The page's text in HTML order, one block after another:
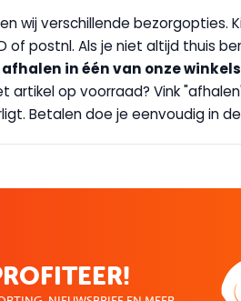
wij verschillende bezorgopties.
postnl. Als je niet altijd thuis
afhalen in één van onze winkels
op voorraad? Vink
Betalen doe je eenvoudig in de